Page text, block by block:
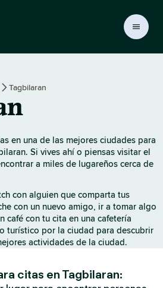
Tagbilaran
en una de las mejores ciudades para
Si vives ahí o piensas visitar el
a miles de lugareños cerca de
con alguien que comparta tus
con un nuevo amigo, ir a tomar algo
café con tu cita en una cafetería
turístico por la ciudad para descubrir
actividades de la ciudad.
citas en Tagbilaran: